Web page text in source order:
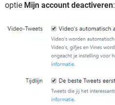
optie Mijn account deactiveren: